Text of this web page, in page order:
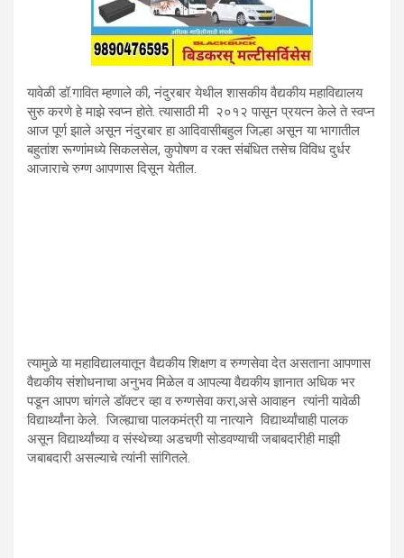
यावेळी डॉ.गावित म्हणाले की, नंदुरबार येथील शासकीय वैद्यकीय महाविद्यालय
सुरु करणे हे माझे स्वप्न होते. त्यासाठी मी २०१२ पासून प्रयत्न केले ते स्वप्न
आज पूर्ण झाले असून नंदुरबार हा आदिवासीबहुल जिल्हा असून या भागातील
बहुतांश रूग्णांमध्ये सिकलसेल, कुपोषण व रक्त संबंधित तसेच विविध दुर्धर
आजाराचे रुग्ण आपणास दिसून येतील.
त्यामुळे या महाविद्यालयातून वैद्यकीय शिक्षण व रुग्णसेवा देत असताना आपणास
वैद्यकीय संशोधनाचा अनुभव मिळेल व आपल्या वैद्यकीय ज्ञानात अधिक भर
पडून आपण चांगले डॉक्टर व्हा व रुग्णसेवा करा,असे आवाहन त्यांनी यावेळी
विद्यार्थ्यांना केले. जिल्ह्याचा पालकमंत्री या नात्याने विद्यार्थ्यांचाही पालक
असून विद्यार्थ्यांच्या व संस्थेच्या अडचणी सोडवण्याची जबाबदारीही माझी
जबाबदारी असल्याचे त्यांनी सांगितले.